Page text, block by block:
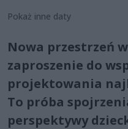
Pokaż inne daty
Nowa przestrzeń
zaproszenie do
projektowania
To próba
perspektywy